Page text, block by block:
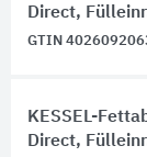
Direct,
KESSEL-
Direct,